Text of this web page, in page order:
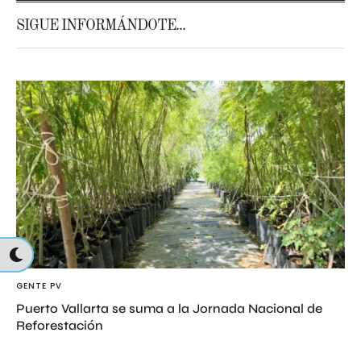
SIGUE INFORMÁNDOTE...
GENTE PV
Puerto Vallarta se suma a la Jornada Nacional de
Reforestación